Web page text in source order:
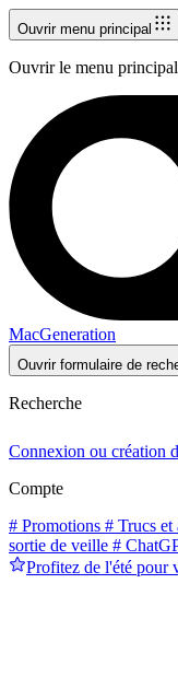
Ouvrir menu principal
Ouvrir le menu principal
MacGeneration
Ouvrir formulaire de
Recherche
Connexion ou création
Compte
# Promotions # Trucs et
sortie de veille #
Profitez de l'été pour